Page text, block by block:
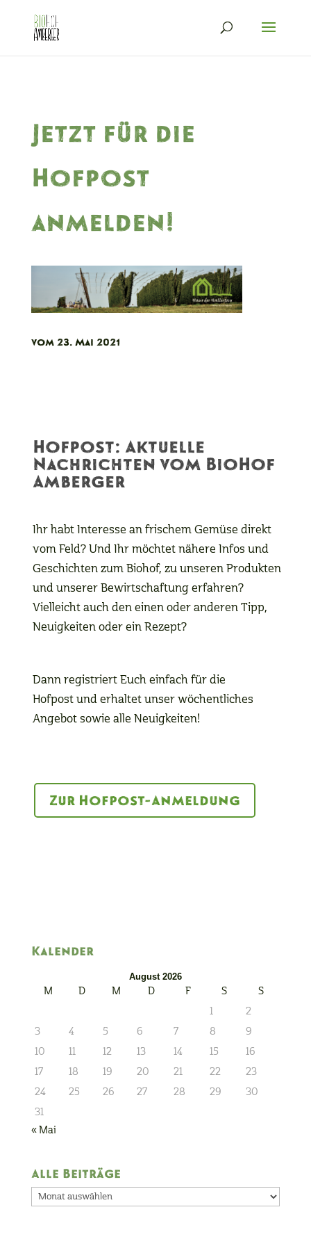
Jetzt für die
Hofpost
anmelden!
vom 23. Mai 2021
Hofpost: Aktuelle
Nachrichten vom BioHof
Amberger
Ihr habt Interesse an frischem Gemüse direkt
vom Feld? Und Ihr möchtet nähere Infos und
Geschichten zum Biohof, zu unseren Produkten
und unserer Bewirtschaftung erfahren?
Vielleicht auch den einen oder anderen Tipp,
Neuigkeiten oder ein Rezept?
Dann registriert Euch einfach für die
Hofpost und erhaltet unser wöchentliches
Angebot sowie alle Neuigkeiten!
Zur Hofpost-Anmeldung
Kalender
August 2026
M D M D F S
S
1
2
3
4 5 6 7 8
9
10
11 12 13 14 15
16
17
18 19 20 21 22
23
24
25 26 27 28 29
30
31
« Mai
Alle Beiträge
Alle
Beiträge